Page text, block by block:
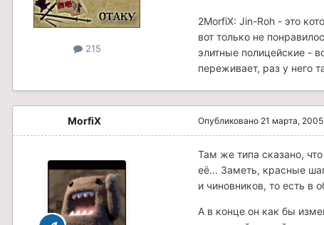
215
2MorfiX: Jin-Roh - это
вот только не
элитные полицейские -
переживает, раз у него
MorfiX Опубликовано 21 марта, 2005
Там же типа сказано,
её... Заметь, красные
и чиновников, то есть в
А в конце он как бы